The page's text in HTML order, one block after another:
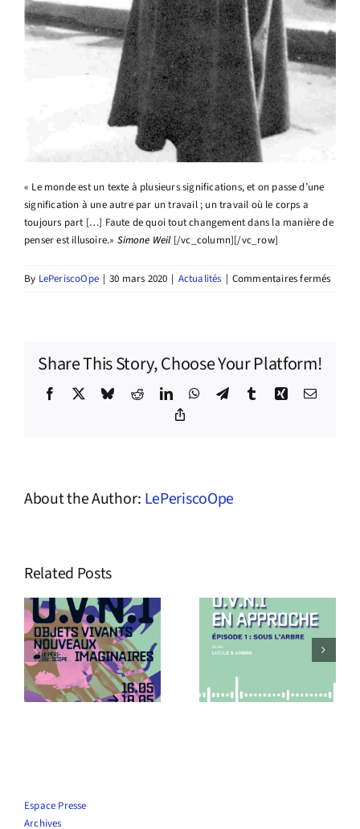
« Le monde est un texte à plusieurs significations, et on passe d’une
signification à une autre par un travail ; un travail où le corps a
toujours part […] Faute de quoi tout changement dans la manière de
penser est illusoire.» Simone Weil [/vc_column][/vc_row]
By LePeriscoOpe | 30 mars 2020 | Actualités | Commentaires ferméssur
Share This Story, Choose Your Platform!
Facebook BlueskyRedditLinkedInWhatsApp
TelegramTumblrXing Email
About the Author: LePeriscoOpe
Related Posts
Podcast
O.V.N.I En
approche !
Le Périscope
recrute !
Espace Presse
Archives